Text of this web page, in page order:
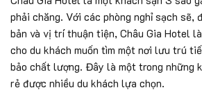
phải chăng. Với các phòng nghỉ sạch sẽ,
bản và vị trí thuận tiện, Châu Gia Hotel
cho du khách muốn tìm một nơi lưu trú
bảo chất lượng. Đây là một trong những
rẻ được nhiều du khách lựa chọn.